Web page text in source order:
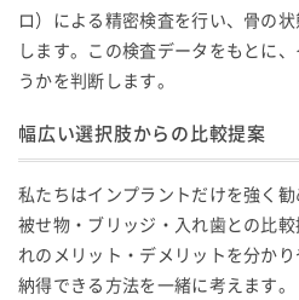
ロ）による精密検査を行い、骨の
します。この検査データをもとに
うかを判断します。
幅広い選択肢からの比較提案
私たちはインプラントだけを強く勧
被せ物・ブリッジ・入れ歯との比
れのメリット・デメリットを分か
納得できる方法を一緒に考えます。